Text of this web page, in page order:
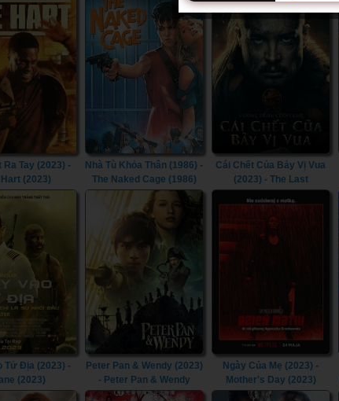
Ra Tay (2023) -
Hart (2023)
Nhà Tù Khỏa Thân (1986) -
The Naked Cage (1986)
Cái Chết Của Bảy Vị Vua
(2023) - The Last
Must Die (2023)
Tử Địa (2023) -
(2023)
Peter Pan & Wendy (2023)
- Peter Pan & Wendy
(2023)
Ngày Của Mẹ (2023) -
Mother's Day (2023)